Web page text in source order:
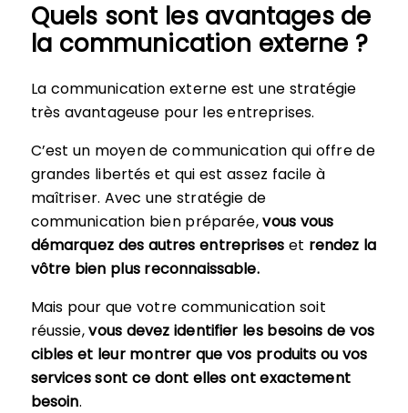
Quels sont les avantages de
la communication externe ?
La communication externe est une stratégie
très avantageuse pour les entreprises.
C’est un moyen de communication qui offre de
grandes libertés et qui est assez facile à
maîtriser. Avec une stratégie de
communication bien préparée,vous vous
démarquez des autres entrepriseset rendez la
vôtre bien plus reconnaissable.
Mais pour que votre communication soit
réussie,vous devez identifier les besoins de vos
cibles et leur montrer que vos produits ou vos
services sont ce dont elles ont exactement
besoin.